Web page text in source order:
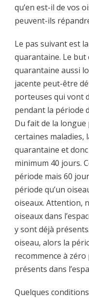
qu’en est-il de vos
peuvent-ils
Le pas suivant est
quarantaine. Le but
quarantaine aussi
jacente peut-être
porteuses qui vont
pendant la période
Du fait de la longue
certaines maladies,
quarantaine et
minimum 40 jours.
période mais 60
période qu’un
oiseaux. Attention,
oiseaux dans
y sont déjà
oiseau, alors la
recommence à
présents dans
Quelques